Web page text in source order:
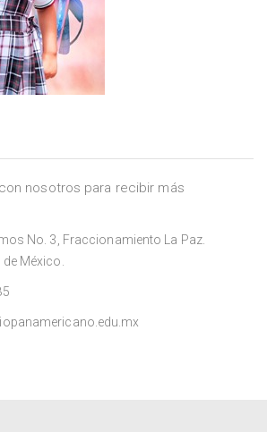
nosotros para recibir más
No. 3, Fraccionamiento La Paz.
México.